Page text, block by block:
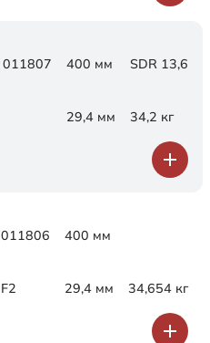
011807 400 мм SDR 13,6
29,4 мм 34,2 кг
011806 400 мм
F2 29,4 мм 34,654 кг